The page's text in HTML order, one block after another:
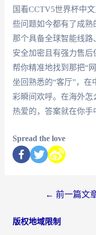
国看CCTV5世界杯中
些问题如今都有了成
那个具备全球智能线路
安全加密且有强力售
帮你精准地找到那把“
坐回熟悉的“客厅”，
彩瞬间欢呼。在海外
热爱的，答案就在你手
Spread the love
← 前一篇文
版权地域限制